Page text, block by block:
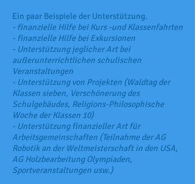
Ein paar Beispiele der Unterstützung.
- finanzielle Hilfe bei Kurs -und Klassenfahrten
- finanzielle Hilfe bei Exkursionen
- Unterstützung jeglicher Art bei
außerunterrichtlichen schulischen
Veranstaltungen
- Unterstützung von Projekten (Waldtag der
Klassen sieben, Verschönerung des
Schulgebäudes, Religions-Philosophische
Woche der Klassen 10)
- Unterstützung finanzieller Art für
Arbeitsgemeinschaften (Teilnahme der AG
Robotik an der Weltmeisterschaft in den USA,
AG Holzbearbeitung Olympiaden,
Sportveranstaltungen usw.)